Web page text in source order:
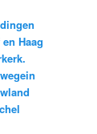
Haag